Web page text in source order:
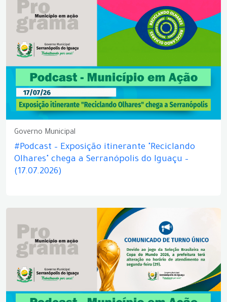
Governo Municipal
#Podcast – Exposição itinerante "Reciclando
Olhares" chega a Serranópolis do Iguaçu –
(17.07.2026)